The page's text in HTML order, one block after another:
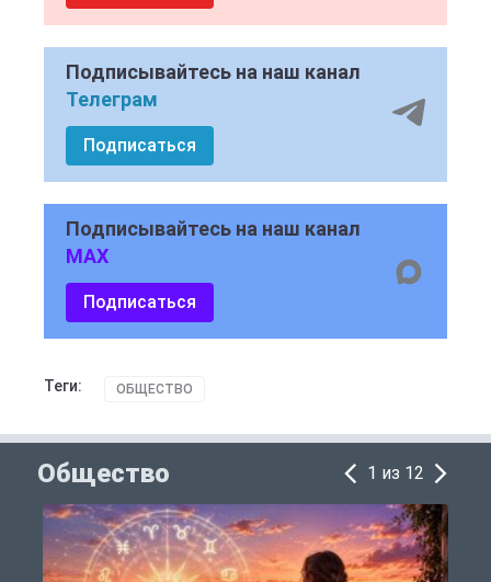
Подписывайтесь на наш канал
Телеграм
Подписаться
Подписывайтесь на наш канал
MAX
Подписаться
Теги: ОБЩЕСТВО
Общество 1 из 12